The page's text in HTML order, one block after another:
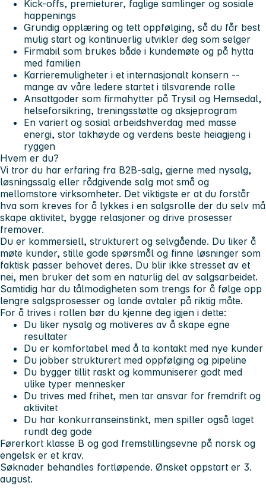
Kick-offs, premieturer, faglige samlinger og sosiale
happenings
Grundig opplæring og tett oppfølging, så du får best
mulig start og kontinuerlig utvikler deg som selger
Firmabil som brukes både i kundemøte og på hytta
med familien
Karrieremuligheter i et internasjonalt konsern --
mange av våre ledere startet i tilsvarende rolle
Ansattgoder som firmahytter på Trysil og Hemsedal,
helseforsikring, treningsstøtte og aksjeprogram
En variert og sosial arbeidshverdag med masse
energi, stor takhøyde og verdens beste heiagjeng i
ryggen
Hvem er du?
Vi tror du har erfaring fra B2B-salg, gjerne med nysalg,
løsningssalg eller rådgivende salg mot små og
mellomstore virksomheter. Det viktigste er at du forstår
hva som kreves for å lykkes i en salgsrolle der du selv må
skape aktivitet, bygge relasjoner og drive prosesser
fremover.
Du er kommersiell, strukturert og selvgående. Du liker å
møte kunder, stille gode spørsmål og finne løsninger som
faktisk passer behovet deres. Du blir ikke stresset av et
nei, men bruker det som en naturlig del av salgsarbeidet.
Samtidig har du tålmodigheten som trengs for å følge opp
lengre salgsprosesser og lande avtaler på riktig måte.
For å trives i rollen bør du kjenne deg igjen i dette:
Du liker nysalg og motiveres av å skape egne
resultater
Du er komfortabel med å ta kontakt med nye kunder
Du jobber strukturert med oppfølging og pipeline
Du bygger tillit raskt og kommuniserer godt med
ulike typer mennesker
Du trives med frihet, men tar ansvar for fremdrift og
aktivitet
Du har konkurranseinstinkt, men spiller også laget
rundt deg gode
Førerkort klasse B og god fremstillingsevne på norsk og
engelsk er et krav.
Søknader behandles fortløpende. Ønsket oppstart er 3.
august.